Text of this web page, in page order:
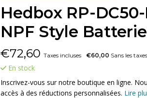
Hedbox RP-
NPF Style
€72,60 Taxes incluses €60,00 Sans les taxes
En stock
Inscrivez-vous sur notre boutique en ligne.
accès à des réductions personnalisées. Lire